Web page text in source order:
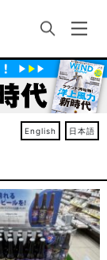
English 日本語